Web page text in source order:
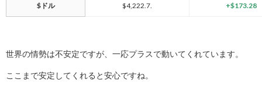
$ドル $4,222.7. +$173.28
世界の情勢は不安定ですが、一応プラスで動いてくれています。
ここまで安定してくれると安心ですね。